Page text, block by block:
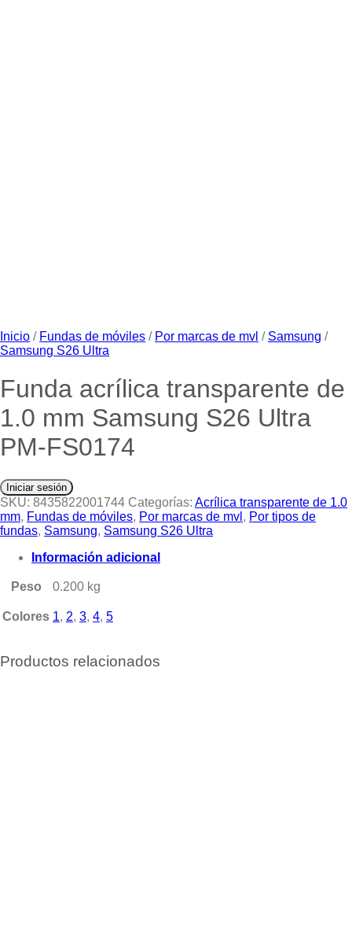
Inicio / Fundas de móviles / Por marcas de mvl / Samsung /
Samsung S26 Ultra
Funda acrílica transparente de
1.0 mm Samsung S26 Ultra
PM-FS0174
Iniciar sesión
SKU: 8435822001744 Categorías: Acrílica transparente de 1.0
mm, Fundas de móviles, Por marcas de mvl , Por tipos de
fundas, Samsung, Samsung S26 Ultra
Información adicional
Peso 0.200 kg
Colores 1, 2, 3, 4, 5
Productos relacionados